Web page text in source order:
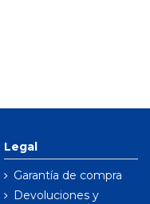
Legal
Garantía de compra
Devoluciones y